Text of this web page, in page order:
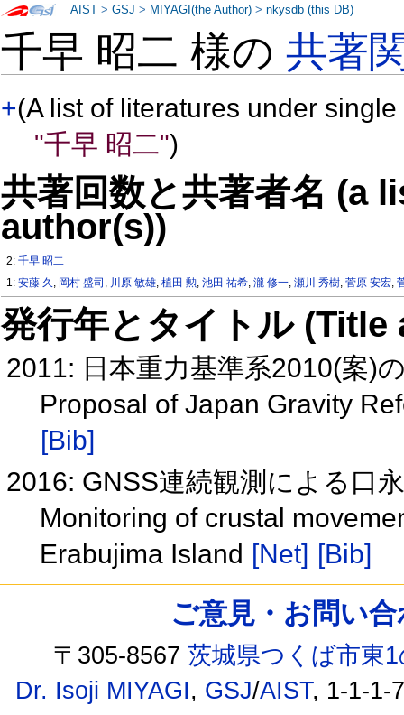
千早 昭二 様の共著
+(A list of literatures under
"千早 昭二")
共著回数と共著者名 (a
author(s))
2:千早 昭二
1:安藤 久 , 岡村 盛司 , 川原 敏雄,植田 勲,池田 祐希,瀧 修一,瀬川 秀樹,菅原 安宏,
発行年とタイトル
2011: 日本重力基準系2010(案)
Proposal of Japan Gravity
[Bib]
2016: GNSS連続観測による口
Monitoring of crustal
Erabujima Island [Net] [Bib]
AIST >GSJ > MIYAGI(the Author) >nkysdb (this DB)
ご意見・お問い
〒305-8567茨城県つくば市東
Dr. Isoji MIYAGI, GSJ/AIST, 1-1-1-